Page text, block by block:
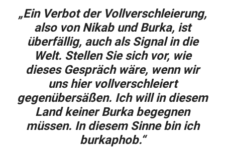
„Ein Verbot der Vollverschleierung,
also von Nikab und Burka, ist
überfällig, auch als Signal in die
Welt. Stellen Sie sich vor, wie
dieses Gespräch wäre, wenn wir
uns hier vollverschleiert
gegenübersäßen. Ich will in diesem
Land keiner Burka begegnen
müssen. In diesem Sinne bin ich
burkaphob.“